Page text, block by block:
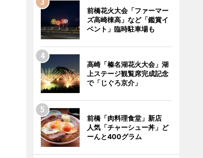
前橋花火大会「ファーマー
ズ高崎棟高」など「鑑賞イ
ベント」臨時駐車場も
高崎「榛名湖花火大会」湖
上ステージ観覧席完成記念
で「じぐろ京介」
前橋「肉料理食堂」新店
人気「チャーシュー丼」ど
ーんと400グラム